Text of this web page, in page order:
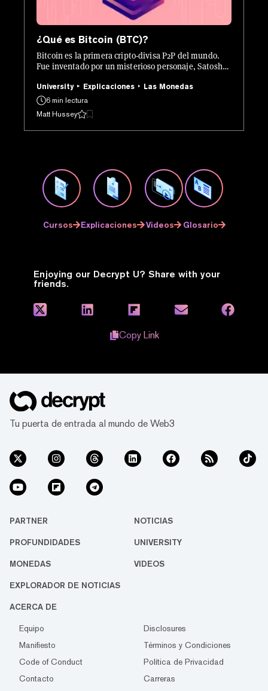
¿Qué es Bitcoin (BTC)?
Bitcoin es la primera cripto-divisa P2P del mundo.
Fue inventado por un misterioso personaje, Satoshi
moneda digital que soluciona el problema del doble
gasto.
University Explicaciones
Las Monedas
6 min lectura
Matt Hussey
Cursos Explicaciones Videos Glosario
Enjoying our Decrypt U? Share with your
friends.
Copy Link
Tu puerta de entrada al mundo de Web3
PARTNER NOTICIAS
PROFUNDIDADES UNIVERSITY
MONEDAS VIDEOS
EXPLORADOR DE NOTICIAS
ACERCA DE
Equipo
Disclosures
Manifiesto
Términos y Condiciones
Code of Conduct
Política de Privacidad
Contacto
Carreras